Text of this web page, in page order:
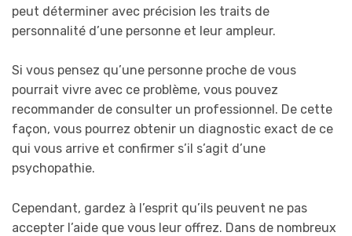
peut déterminer avec précision les traits de
personnalité d’une personne et leur ampleur.
Si vous pensez qu’une personne proche de vous
pourrait vivre avec ce problème, vous pouvez
recommander de consulter un professionnel. De cette
façon, vous pourrez obtenir un diagnostic exact de ce
qui vous arrive et confirmer s’il s’agit d’une
psychopathie.
Cependant, gardez à l’esprit qu’ils peuvent ne pas
accepter l’aide que vous leur offrez. Dans de nombreux